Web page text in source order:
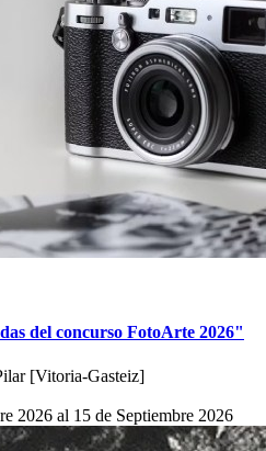
del concurso FotoArte 2026"
[Vitoria-Gasteiz]
2026 al 15 de Septiembre 2026